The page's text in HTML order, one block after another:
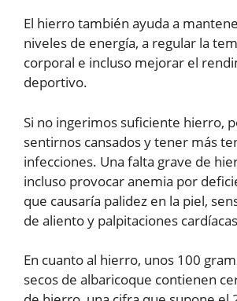
El hierro también ayuda a
niveles de energía, a regular la
corporal e incluso mejorar el
deportivo.
Si no ingerimos suficiente hierro,
sentirnos cansados y tener más
infecciones. Una falta grave de
incluso provocar anemia por
que causaría palidez en la piel,
de aliento y palpitaciones
En cuanto al hierro, unos 100
secos de albaricoque contienen